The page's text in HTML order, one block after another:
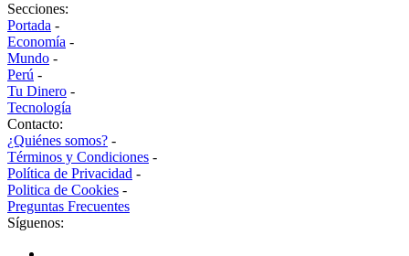
Secciones:
Portada -
Economía -
Mundo -
Perú -
Tu Dinero -
Tecnología
Contacto:
¿Quiénes somos? -
Términos y Condiciones -
Política de Privacidad -
Politica de Cookies -
Preguntas Frecuentes
Síguenos: